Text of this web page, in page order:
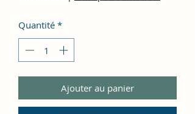
Quantité *
Ajouter au panier